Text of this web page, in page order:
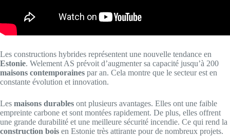
Les constructions hybrides représentent une nouvelle tendance en
Estonie. Welement AS prévoit d’augmenter sa capacité jusqu’à 200
maisons contemporaines par an. Cela montre que le secteur est en
constante évolution et innovation.
Les maisons durables ont plusieurs avantages. Elles ont une faible
empreinte carbone et sont montées rapidement. De plus, elles offrent
une grande durabilité et une meilleure sécurité incendie. Ce qui rend la
construction bois en Estonie très attirante pour de nombreux projets.